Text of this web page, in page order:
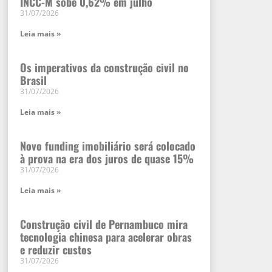
31/07/2026
Leia mais »
Os imperativos da construção civil no
Brasil
31/07/2026
Leia mais »
Novo funding imobiliário será colocado
à prova na era dos juros de quase 15%
31/07/2026
Leia mais »
Construção civil de Pernambuco mira
tecnologia chinesa para acelerar obras
e reduzir custos
31/07/2026